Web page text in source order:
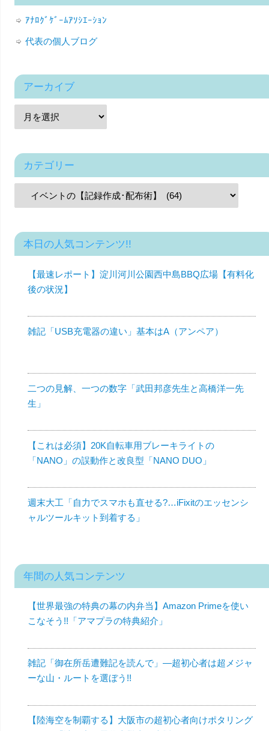
ｱﾅﾛｸﾞｹﾞｰﾑｱｿｼｴｰｼｮﾝ
代表の個人ブログ
アーカイブ
カテゴリー
本日の人気コンテンツ!!
【最速レポート】淀川河川公園西中島BBQ広場【有料化
後の状況】
雑記「USB充電器の違い」基本はA（アンペア）
二つの見解、一つの数字「武田邦彦先生と高橋洋一先
生」
【これは必須】20K自転車用ブレーキライトの
「NANO」の誤動作と改良型「NANO DUO」
週末大工「自力でスマホも直せる?…iFixitのエッセンシ
ャルツールキット到着する」
年間の人気コンテンツ
【世界最強の特典の幕の内弁当】Amazon Primeを使い
こなそう!!「アマプラの特典紹介」
雑記「御在所岳遭難記を読んで」—超初心者は超メジャ
ーな山・ルートを選ぼう!!
【陸海空を制覇する】大阪市の超初心者向けポタリング